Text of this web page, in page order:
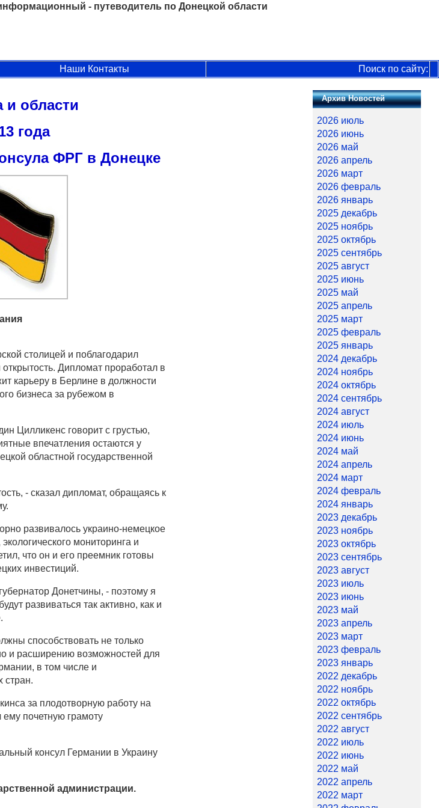
- путеводитель по Донецкой области
Наши Контакты Поиск по сайту:
и области
года
ФРГ в Донецке
столицей и поблагодарил
Дипломат проработал в
карьеру в Берлине в должности
бизнеса за рубежом в
Цилликенс говорит с грустью,
впечатления остаются у
областной государственной
- сказал дипломат, обращаясь к
развивалось украино-немецкое
мониторинга и
что он и его преемник готовы
инвестиций.
Донетчины, - поэтому я
развиваться так активно, как и
способствовать не только
и расширению возможностей для
в том числе и
стран.
за плодотворную работу на
ему почетную грамоту
консул Германии в Украину
администрации.
Архив Новостей
2026 июль
2026 июнь
2026 май
2026 апрель
2026 март
2026 февраль
2026 январь
2025 декабрь
2025 ноябрь
2025 октябрь
2025 сентябрь
2025 август
2025 июнь
2025 май
2025 апрель
2025 март
2025 февраль
2025 январь
2024 декабрь
2024 ноябрь
2024 октябрь
2024 сентябрь
2024 август
2024 июль
2024 июнь
2024 май
2024 апрель
2024 март
2024 февраль
2024 январь
2023 декабрь
2023 ноябрь
2023 октябрь
2023 сентябрь
2023 август
2023 июль
2023 июнь
2023 май
2023 апрель
2023 март
2023 февраль
2023 январь
2022 декабрь
2022 ноябрь
2022 октябрь
2022 сентябрь
2022 август
2022 июль
2022 июнь
2022 май
2022 апрель
2022 март